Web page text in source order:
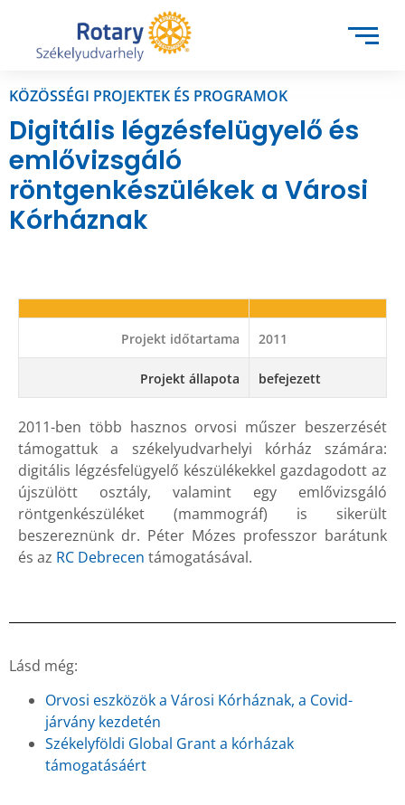
KÖZÖSSÉGI PROJEKTEK ÉS PROGRAMOK
Digitális légzésfelügyelő és
emlővizsgáló
röntgenkészülékek a Városi
Kórháznak
Projekt időtartama 2011
Projekt állapota befejezett
2011-ben több hasznos orvosi műszer beszerzését
támogattuk a székelyudvarhelyi kórház számára:
digitális légzésfelügyelő készülékekkel gazdagodott az
újszülött osztály, valamint egy emlővizsgáló
röntgenkészüléket (mammográf) is sikerült
beszereznünk dr. Péter Mózes professzor barátunk
és az RC Debrecen támogatásával.
Lásd még:
Orvosi eszközök a Városi Kórháznak, a Covid-
járvány kezdetén
Székelyföldi Global Grant a kórházak
támogatásáért